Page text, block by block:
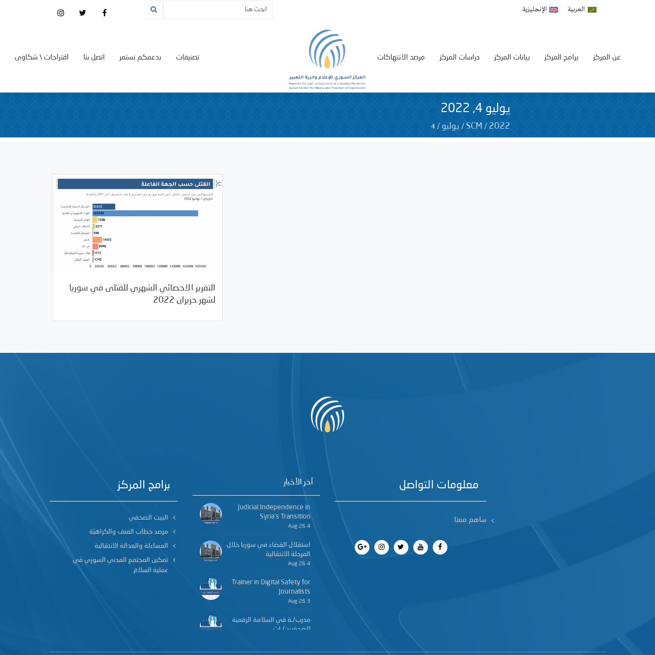
العربية الإنجليزية
اقتراحات \ شكاوى اتصل بنا بدعمكم نستمر تصنيفات مرصد الانتهاكات دراسات المركز بيانات المركز برامج المركز عن المركز
يوليو 4, 2022
SCM / 2022
/ يوليو /
4
التقرير الاحصائي الشهري للقتلى في سوريا
لشهر حزيران 2022
07/04/2022 مرصد الانتهاكات
برامج المركز
البيت الصحفي
مرصد خطاب العنف والكراهيّة
المساءلة والعدالة الانتقالية
تمكين المجتمع المدني السوري في
عملية السلام
آخر الأخبار
Judicial Independence in
Syria’s Transition
4 Aug 26
استقلال القضاء في سوريا خلال
المرحلة الانتقالية
4 Aug 26
Trainer in Digital Safety for
Journalists
3 Aug 26
مدرب/ـة في السلامة الرقمية
للصحفيين/ـات
معلومات التواصل
ساهم معنا